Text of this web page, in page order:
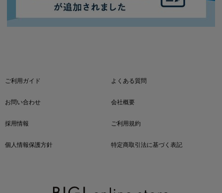
ご利用ガイド よくある質問
お問い合わせ 会社概要
採用情報 ご利用規約
個人情報保護方針 特定商取引法に基づく表記